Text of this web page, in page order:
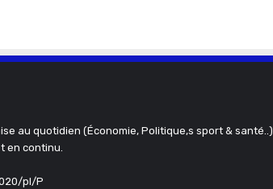
au quotidien (Économie, Politique,s sport & santé..)
en continu.
pl/P